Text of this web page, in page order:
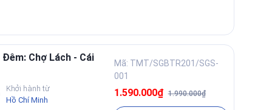
chờ.
tiêu biểu dưới đây. Các tour còn lại Quý khách xem ngay
Chợ Lách - Cái
Khởi hành từ
Hồ Chí Minh
Mã: TMT/SGBTR201/SGS-
001
1.590.000₫1.990.000₫